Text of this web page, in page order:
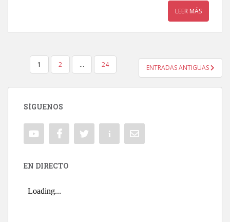
LEER MÁS
NAVEGACIÓN DE ENTRADAS
1 2 … 24 ENTRADAS ANTIGUAS
SÍGUENOS
EN DIRECTO